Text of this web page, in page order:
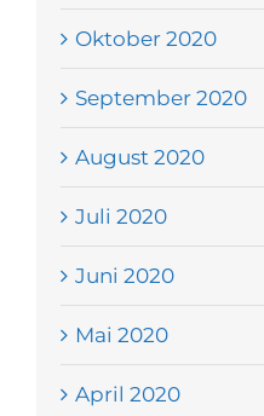
Oktober 2020
September 2020
August 2020
Juli 2020
Juni 2020
Mai 2020
April 2020